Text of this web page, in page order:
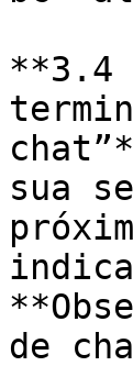
**3.4
sua
de